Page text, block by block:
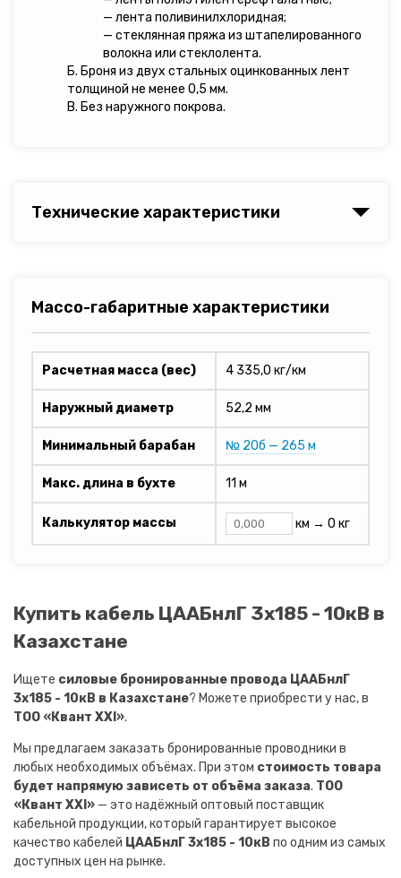
— лента поливинилхлоридная;
— стеклянная пряжа из штапелированного
волокна или стеклолента.
Б. Броня из двух стальных оцинкованных лент
толщиной не менее 0,5 мм.
В. Без наружного покрова.
Технические характеристики
Массо-габаритные характеристики
Расчетная масса (вес) 4 335,0 кг/км
Наружный диаметр 52,2 мм
Минимальный барабан № 20б — 265 м
Макс. длина в бухте 11 м
Калькулятор массы км → 0 кг
Купить кабель ЦААБнлГ 3х185 - 10кВ в
Казахстане
Ищете силовые бронированные провода ЦААБнлГ
3х185 - 10кВ в Казахстане? Можете приобрести у нас, в
ТОО «Квант XXI».
Мы предлагаем заказать бронированные проводники в
любых необходимых объёмах. При этом стоимость товара
будет напрямую зависеть от объёма заказа. ТОО
«Квант XXI» — это надёжный оптовый поставщик
кабельной продукции, который гарантирует высокое
качество кабелей ЦААБнлГ 3х185 - 10кВ по одним из самых
доступных цен на рынке.